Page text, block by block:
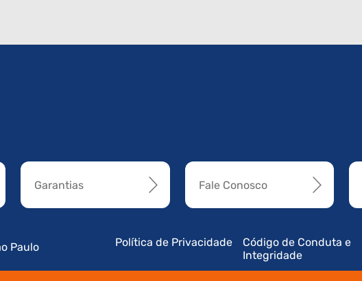
Garantias Fale Conosco
Paulo
Código de Conduta e
Integridade
Política de Privacidade